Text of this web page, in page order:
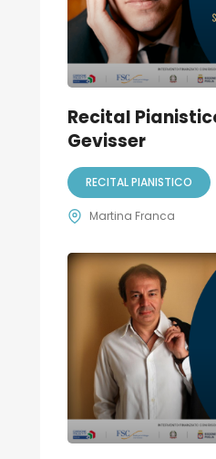
Recital
Gevisser
RECITAL PIANISTICO
Martina Franca